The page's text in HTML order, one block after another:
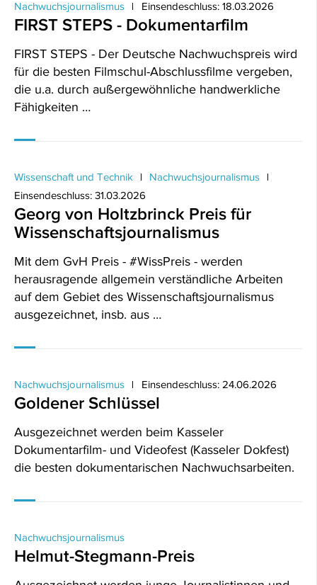
Nachwuchsjournalismus Einsendeschluss: 18.03.2026
FIRST STEPS - Dokumentarfilm
FIRST STEPS - Der Deutsche Nachwuchspreis wird
für die besten Filmschul-Abschlussfilme vergeben,
die u.a. durch außergewöhnliche handwerkliche
Fähigkeiten …
Wissenschaft und Technik
Nachwuchsjournalismus
Einsendeschluss: 31.03.2026
Georg von Holtzbrinck Preis für
Wissenschaftsjournalismus
Mit dem GvH Preis - #WissPreis - werden
herausragende allgemein verständliche Arbeiten
auf dem Gebiet des Wissenschaftsjournalismus
ausgezeichnet, insb. aus …
Nachwuchsjournalismus Einsendeschluss: 24.06.2026
Goldener Schlüssel
Ausgezeichnet werden beim Kasseler
Dokumentarfilm- und Videofest (Kasseler Dokfest)
die besten dokumentarischen Nachwuchsarbeiten.
Nachwuchsjournalismus
Helmut-Stegmann-Preis